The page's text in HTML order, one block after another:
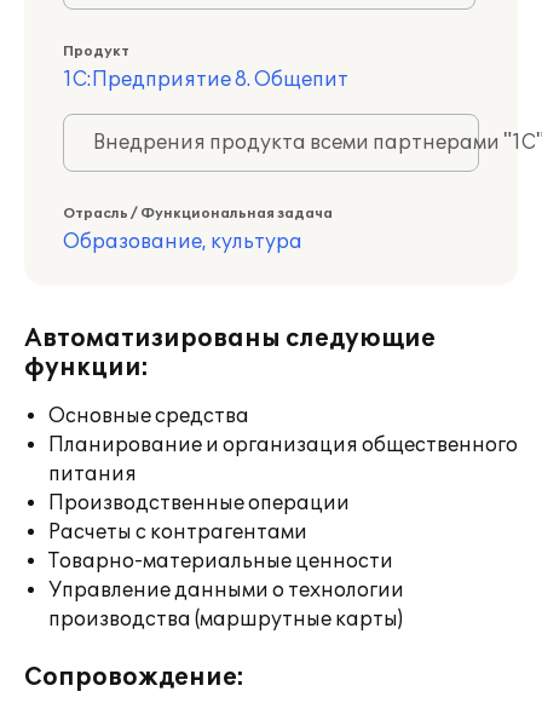
Продукт
1С:Предприятие 8. Общепит
Внедрения продукта всеми партнерами
Отрасль / Функциональная задача
Образование, культура
Автоматизированы следующие
функции:
Основные средства
Планирование и организация общественного
питания
Производственные операции
Расчеты с контрагентами
Товарно-материальные ценности
Управление данными о технологии
производства (маршрутные карты)
Сопровождение: